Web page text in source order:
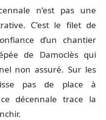
n’est pas une
C’est le filet de
d’un chantier
de Damoclès qui
non assuré. Sur les
pas de place à
décennale trace la